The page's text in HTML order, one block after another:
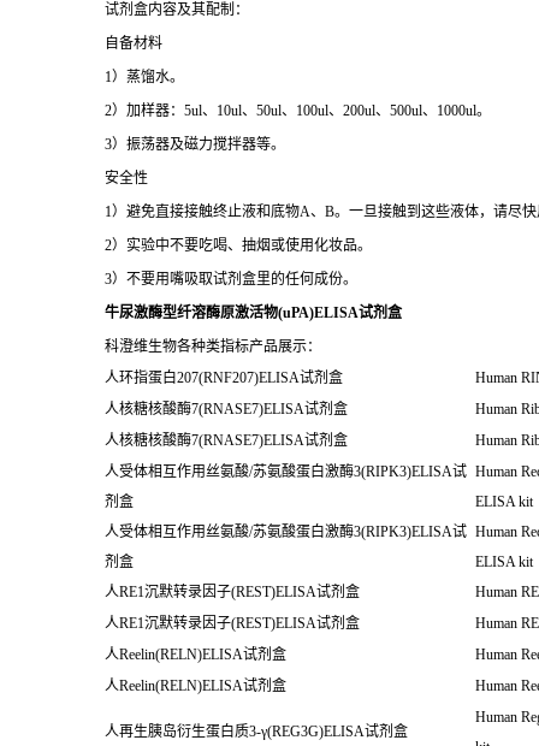
试剂盒内容及其配制：
自备材料
1）蒸馏水。
2）加样器：5ul、10ul、50ul、100ul、200ul、500ul、1000ul。
3）振荡器及磁力搅拌器等。
安全性
1）避免直接接触终止液和底物A、B。一旦接触到这些液体，请尽
2）实验中不要吃喝、抽烟或使用化妆品。
3）不要用嘴吸取试剂盒里的任何成份。
牛尿激酶型纤溶酶原激活物(uPA)ELISA试剂盒
科澄维生物各种类指标产品展示：
人环指蛋白207(RNF207)ELISA试剂盒
Human
人核糖核酸酶7(RNASE7)ELISA试剂盒
Human
人核糖核酸酶7(RNASE7)ELISA试剂盒
Human
人受体相互作用丝氨酸/苏氨酸蛋白激酶3(RIPK3)ELISA试
剂盒
Human
ELISA kit
人受体相互作用丝氨酸/苏氨酸蛋白激酶3(RIPK3)ELISA试
剂盒
Human
ELISA kit
人RE1沉默转录因子(REST)ELISA试剂盒
Human
人RE1沉默转录因子(REST)ELISA试剂盒
Human
人Reelin(RELN)ELISA试剂盒
Human
人Reelin(RELN)ELISA试剂盒
Human
人再生胰岛衍生蛋白质3-γ(REG3G)ELISA试剂盒
Human